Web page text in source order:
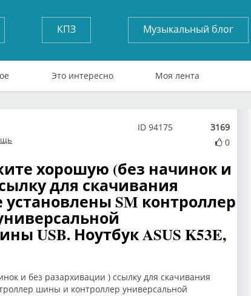
КПЗ Музыкальный блог
Это интересно Моя лента
3169
0
ID 94175
хорошую (без начинок и
для скачивания
SM контроллер
USB. Ноутбук ASUS K53E,
и без разархивации ) ссылку для скачивания
шины и контроллер универсальной